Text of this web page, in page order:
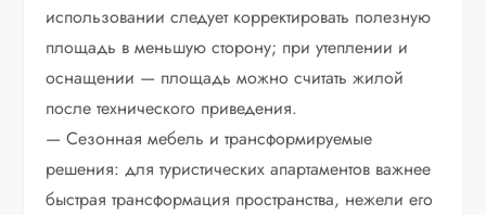
использовании следует корректировать полезную
площадь в меньшую сторону; при утеплении и
оснащении — площадь можно считать жилой
после технического приведения.
— Сезонная мебель и трансформируемые
решения: для туристических апартаментов важнее
быстрая трансформация пространства, нежели его